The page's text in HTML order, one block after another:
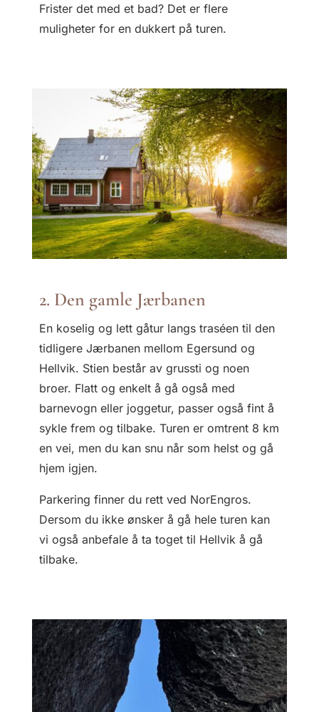
Frister det med et bad? Det er flere
muligheter for en dukkert på turen.
2. Den gamle Jærbanen
En koselig og lett gåtur langs traséen til den
tidligere Jærbanen mellom Egersund og
Hellvik. Stien består av grussti og noen
broer. Flatt og enkelt å gå også med
barnevogn eller joggetur, passer også fint å
sykle frem og tilbake. Turen er omtrent 8 km
en vei, men du kan snu når som helst og gå
hjem igjen.
Parkering finner du rett ved NorEngros.
Dersom du ikke ønsker å gå hele turen kan
vi også anbefale å ta toget til Hellvik å gå
tilbake.